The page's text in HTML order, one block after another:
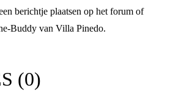
berichtje plaatsen op het forum of
Buddy van Villa Pinedo.
(0)